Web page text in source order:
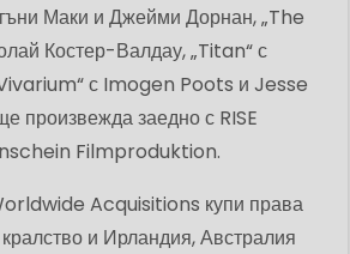
Маки и Джейми Дорнан, „The
Костер-Валдау, „Titan“ с
с Imogen Poots и Jesse
произвежда заедно с RISE
Filmproduktion.
Acquisitions купи права
и Ирландия, Австралия